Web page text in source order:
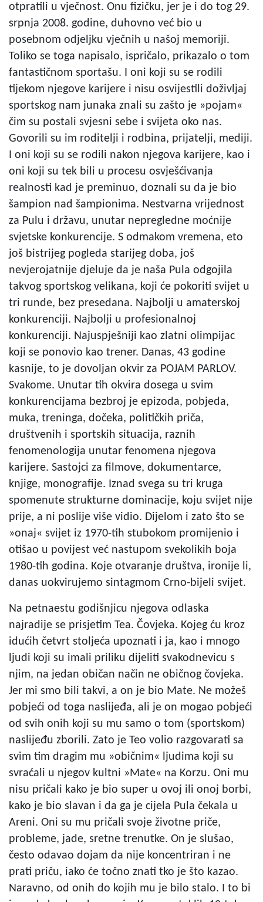
otpratili u vječnost. Onu fizičku, jer je i do tog 29.
srpnja 2008. godine, duhovno već bio u
posebnom odjeljku vječnih u našoj memoriji.
Toliko se toga napisalo, ispričalo, prikazalo o tom
fantastičnom sportašu. I oni koji su se rodili
tijekom njegove karijere i nisu osvijestili doživljaj
sportskog nam junaka znali su zašto je »pojam«
čim su postali svjesni sebe i svijeta oko nas.
Govorili su im roditelji i rodbina, prijatelji, mediji.
I oni koji su se rodili nakon njegova karijere, kao i
oni koji su tek bili u procesu osvješćivanja
realnosti kad je preminuo, doznali su da je bio
šampion nad šampionima. Nestvarna vrijednost
za Pulu i državu, unutar nepregledne moćnije
svjetske konkurencije. S odmakom vremena, eto
još bistrijeg pogleda starijeg doba, još
nevjerojatnije djeluje da je naša Pula odgojila
takvog sportskog velikana, koji će pokoriti svijet u
tri runde, bez presedana. Najbolji u amaterskoj
konkurenciji. Najbolji u profesionalnoj
konkurenciji. Najuspješniji kao zlatni olimpijac
koji se ponovio kao trener. Danas, 43 godine
kasnije, to je dovoljan okvir za POJAM PARLOV.
Svakome. Unutar tih okvira dosega u svim
konkurencijama bezbroj je epizoda, pobjeda,
muka, treninga, dočeka, političkih priča,
društvenih i sportskih situacija, raznih
fenomenologija unutar fenomena njegova
karijere. Sastojci za filmove, dokumentarce,
knjige, monografije. Iznad svega su tri kruga
spomenute strukturne dominacije, koju svijet nije
prije, a ni poslije više vidio. Dijelom i zato što se
»onaj« svijet iz 1970-tih stubokom promijenio i
otišao u povijest već nastupom svekolikih boja
1980-tih godina. Koje otvaranje društva, ironije li,
danas uokvirujemo sintagmom Crno-bijeli svijet.
Na petnaestu godišnjicu njegova odlaska
najradije se prisjetim Tea. Čovjeka. Kojeg ću kroz
idućih četvrt stoljeća upoznati i ja, kao i mnogo
ljudi koji su imali priliku dijeliti svakodnevicu s
njim, na jedan običan način ne običnog čovjeka.
Jer mi smo bili takvi, a on je bio Mate. Ne možeš
pobjeći od toga naslijeđa, ali je on mogao pobjeći
od svih onih koji su mu samo o tom (sportskom)
naslijeđu zborili. Zato je Teo volio razgovarati sa
svim tim dragim mu »običnim« ljudima koji su
svraćali u njegov kultni »Mate« na Korzu. Oni mu
nisu pričali kako je bio super u ovoj ili onoj borbi,
kako je bio slavan i da ga je cijela Pula čekala u
Areni. Oni su mu pričali svoje životne priče,
probleme, jade, sretne trenutke. On je slušao,
često odavao dojam da nije koncentriran i ne
prati priču, iako će točno znati tko je što kazao.
Naravno, od onih do kojih mu je bilo stalo. I to bi